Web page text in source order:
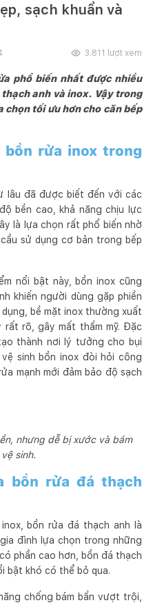
sạch khuẩn và
3.811 lượt xem
phổ biến nhất được nhiều
anh và inox. Vậy trong
chọn tối ưu hơn cho căn bếp
bồn rửa inox trong
lâu đã được biết đến với các
bền cao, khả năng chịu lực
là lựa chọn rất phổ biến nhờ
sử dụng cơ bản trong bếp
nổi bật này, bồn inox cũng
khiến người dùng gặp phiền
bề mặt inox thường xuất
rõ, gây mất thẩm mỹ. Đặc
thành nơi lý tưởng cho bụi
sinh bồn inox đòi hỏi công
mạnh mới đảm bảo độ sạch
nhưng dễ bị xước và bám
sinh.
bồn rửa đá thạch
bồn rửa đá thạch anh là
đình lựa chọn trong những
phần cao hơn, bồn đá thạch
bật khó có thể bỏ qua.
chống bám bẩn vượt trội,